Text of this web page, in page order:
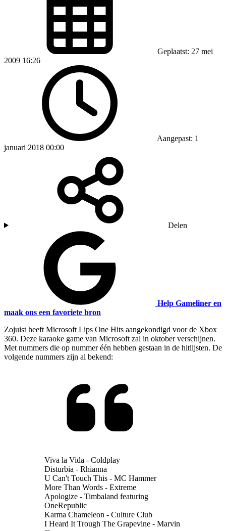
Geplaatst: 27 mei
2009 16:26
Aangepast: 1
januari 2018 00:00
Delen
Help Gameliner en
maak ons een favoriete bron
Zojuist heeft Microsoft Lips One Hits aangekondigd voor de Xbox
360. Deze karaoke game van Microsoft zal in oktober verschijnen.
Met nummers die op nummer één hebben gestaan in de hitlijsten. De
volgende nummers zijn al bekend:
Viva la Vida - Coldplay
Disturbia - Rhianna
U Can't Touch This - MC Hammer
More Than Words - Extreme
Apologize - Timbaland featuring
OneRepublic
Karma Chameleon - Culture Club
I Heard It Trough The Grapevine - Marvin